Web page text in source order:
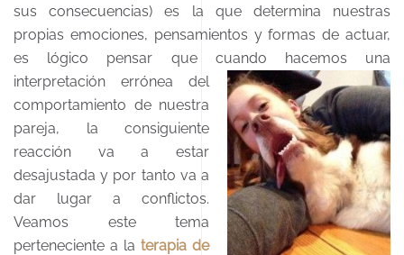
sus consecuencias) es la que determina nuestras
propias emociones, pensamientos y formas de actuar,
es lógico pensar que cuando hacemos una
interpretación errónea del
comportamiento de nuestra
pareja, la consiguiente
reacción va a estar
desajustada y por tanto va a
dar lugar a conflictos.
Veamos este tema
perteneciente a la terapia de